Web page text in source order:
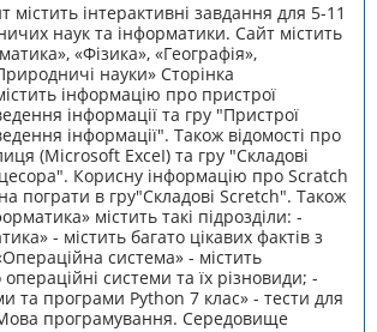
містить інтерактивні завдання для 5-11
наук та інформатики. Сайт містить
«Фізика», «Географія»,
науки» Сторінка
інформацію про пристрої
інформації та гру "Пристрої
інформації". Також відомості про
(Microsoft ExceІ) та гру "Складові
Корисну інформацію про Scratch
пограти в гру"Складові Scretch". Також
містить такі підрозділи: -
- містить багато цікавих фактів з
система» - містить
системи та їх різновиди; -
та програми Python 7 клас» - тести для
програмування. Середовище